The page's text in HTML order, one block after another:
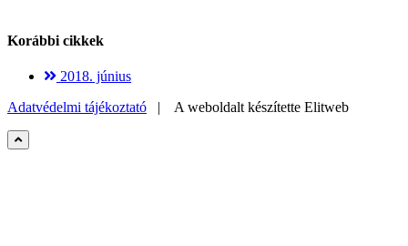
Korábbi cikkek
2018. június
Adatvédelmi tájékoztató | A weboldalt készítette Elitweb